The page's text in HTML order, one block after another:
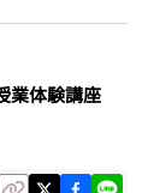
業体験講座